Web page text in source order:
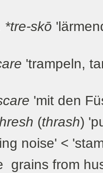
*tre-skō
'trampeln,
'mit den
(thrash)
< 'stam
from